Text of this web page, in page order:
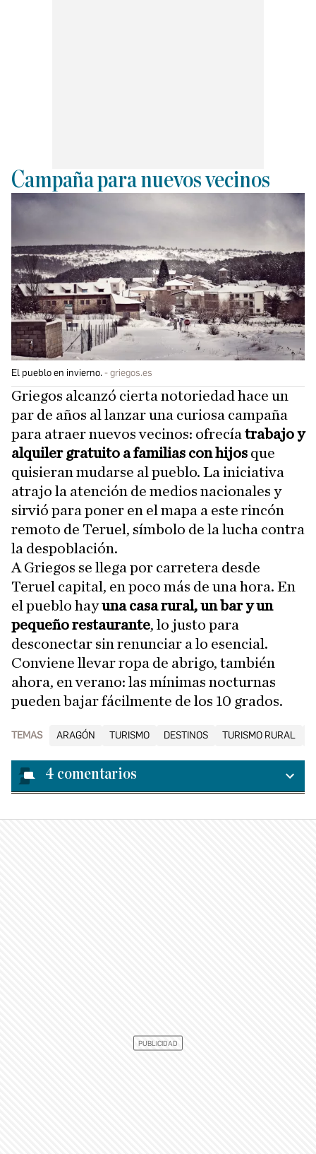
Campaña para nuevos vecinos
El pueblo en invierno. griegos.es
Griegos alcanzó cierta notoriedad hace un
par de años al lanzar una curiosa campaña
para atraer nuevos vecinos: ofrecía trabajo y
alquiler gratuito a familias con hijos que
quisieran mudarse al pueblo. La iniciativa
atrajo la atención de medios nacionales y
sirvió para poner en el mapa a este rincón
remoto de Teruel, símbolo de la lucha contra
la despoblación.
A Griegos se llega por carretera desde
Teruel capital, en poco más de una hora. En
el pueblo hayuna casa rural, un bar y un
pequeño restaurante, lo justo para
desconectar sin renunciar a lo esencial.
Conviene llevar ropa de abrigo, también
ahora, en verano: las mínimas nocturnas
pueden bajar fácilmente de los 10 grados.
TEMAS ARAGÓN TURISMO DESTINOS TURISMO RURAL
4 comentarios